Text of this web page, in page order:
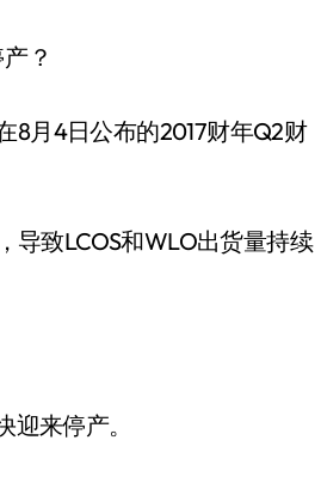
8月4日公布的2017财年Q2财
导致LCOS和WLO出货量持续
来停产。